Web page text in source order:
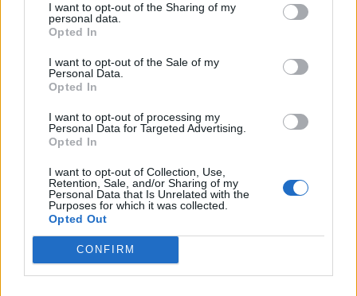
I want to opt-out of the Sharing of my
personal data.
Opted In
I want to opt-out of the Sale of my
Personal Data.
Opted In
I want to opt-out of processing my
Personal Data for Targeted Advertising.
Opted In
I want to opt-out of Collection, Use,
Retention, Sale, and/or Sharing of my
Personal Data that Is Unrelated with the
Purposes for which it was collected.
Opted Out
CONFIRM